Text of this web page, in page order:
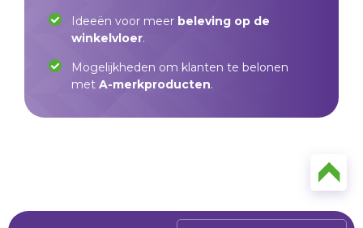
Ideeën voor meer beleving op de
winkelvloer.
Mogelijkheden om klanten te belonen
met A-merkproducten.